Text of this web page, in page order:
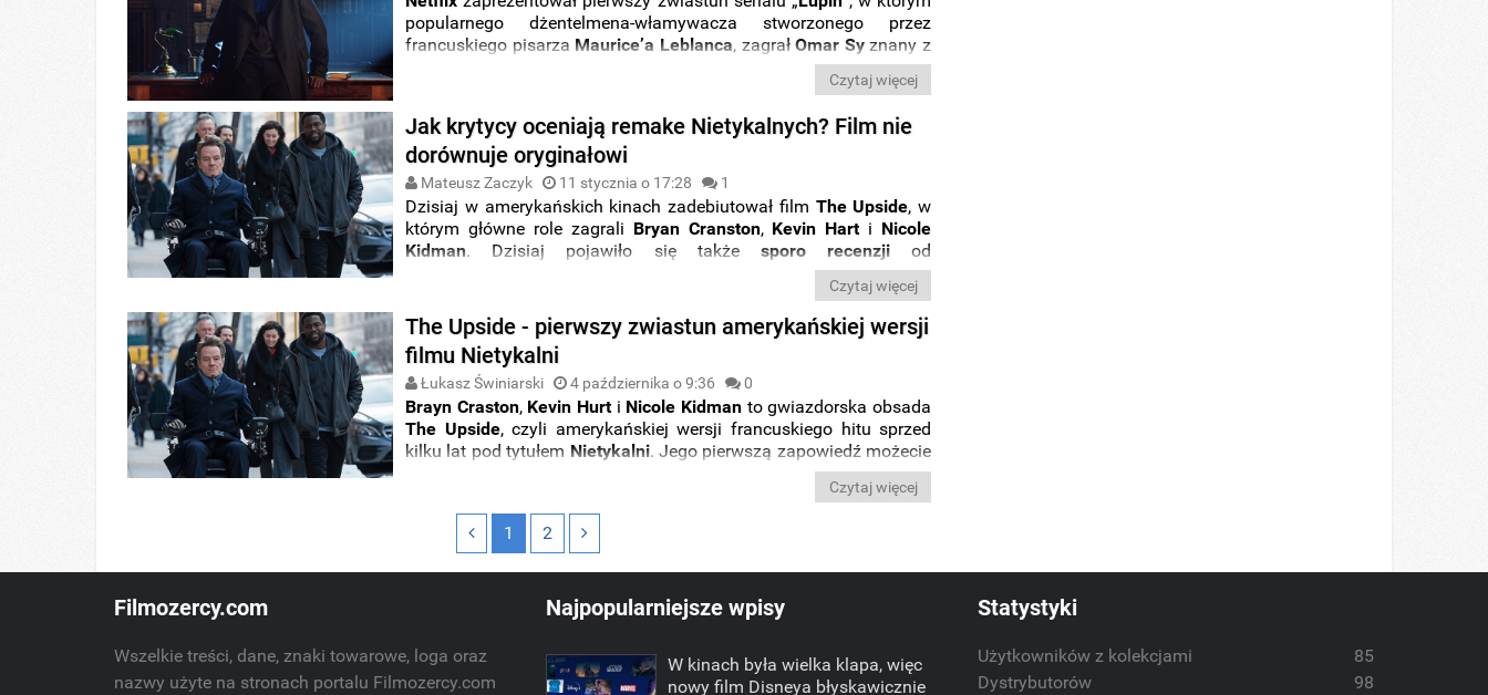
popularnego dżentelmena-włamywacza stworzonego przez
francuskiego pisarza Maurice’a Leblanca, zagrałOmar Syznany z
Czytaj więcej
Jak krytycy oceniają remake Nietykalnych? Film nie
dorównuje oryginałowi
Mateusz Zaczyk 11 stycznia o 17:28 1
Dzisiaj w amerykańskich kinach zadebiutował film The Upside, w
którym główne role zagrali Bryan Cranston, Kevin Harti Nicole
Kidman. Dzisiaj pojawiło się także sporo recenzjiod
amerykańskich krytyków, którzy uznali remake francuskiego
. Poznaliśmy też
pierwsze wyniki finansowe filmu orazprognozę na cały pierwszy
weekendw kinach.
Czytaj więcej
The Upside - pierwszy zwiastun amerykańskiej wersji
filmu Nietykalni
Łukasz Świniarski 4 października o 9:36 0
Brayn Craston, Kevin Hurti Nicole Kidman to gwiazdorska obsada
The Upside, czyli amerykańskiej wersji francuskiego hitu sprzed
kilku lat pod tytułem Nietykalni. Jego pierwszą zapowiedź możecie
Czytaj więcej
1 2
Filmozercy.com
Wszelkie treści, dane, znaki towarowe, loga oraz
nazwy użyte na stronach portalu Filmozercy.com
Najpopularniejsze wpisy
W kinach była wielka klapa, więc
nowy film Disneya błyskawicznie
Statystyki
Użytkowników z kolekcjami
85
Dystrybutorów
98